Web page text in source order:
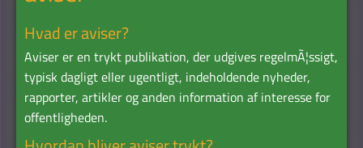
Hvad er aviser?
Aviser er en trykt publikation, der udgives regelmÃ¦ssigt,
typisk dagligt eller ugentligt, indeholdende nyheder,
rapporter, artikler og anden information af interesse for
offentligheden.